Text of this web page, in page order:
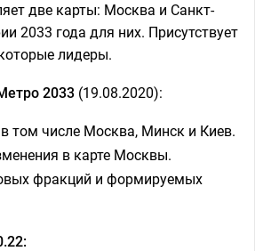
две карты: Москва и Санкт-
2033 года для них. Присутствует
лидеры.
2033 (19.08.2020):
том числе Москва, Минск и Киев.
в карте Москвы.
фракций и формируемых